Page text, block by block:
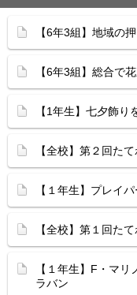
【6年3組】地域の
【6年3組】総合で
【1年生】七夕飾り
【全校】第２回た
【１年生】プレイ
【全校】第１回た
【１年生】F・マ
ラバン